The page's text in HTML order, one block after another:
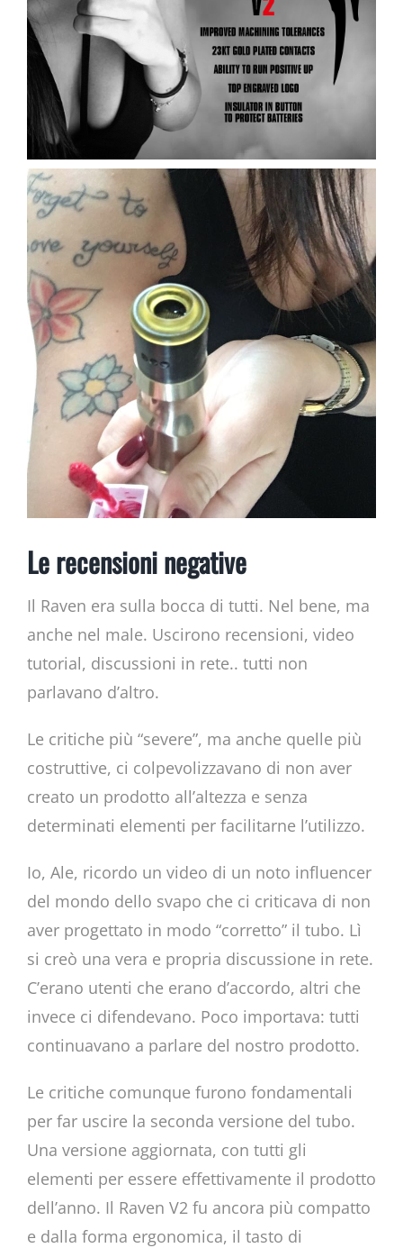
Le recensioni negative
Il Raven era sulla bocca di tutti. Nel bene, ma
anche nel male. Uscirono recensioni, video
tutorial, discussioni in rete.. tutti non
parlavano d’altro.
Le critiche più “severe”, ma anche quelle più
costruttive, ci colpevolizzavano di non aver
creato un prodotto all’altezza e senza
determinati elementi per facilitarne l’utilizzo.
Io, Ale, ricordo un video di un noto influencer
del mondo dello svapo che ci criticava di non
aver progettato in modo “corretto” il tubo. Lì
si creò una vera e propria discussione in rete.
C’erano utenti che erano d’accordo, altri che
invece ci difendevano. Poco importava: tutti
continuavano a parlare del nostro prodotto.
Le critiche comunque furono fondamentali
per far uscire la seconda versione del tubo.
Una versione aggiornata, con tutti gli
elementi per essere effettivamente il prodotto
dell’anno. Il Raven V2 fu ancora più compatto
e dalla forma ergonomica, il tasto di